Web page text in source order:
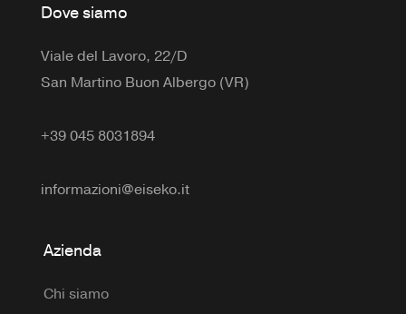
Dove siamo
Viale del Lavoro, 22/D
San Martino Buon Albergo (VR)
+39 045 8031894
informazioni@eiseko.it
Azienda
Chi siamo